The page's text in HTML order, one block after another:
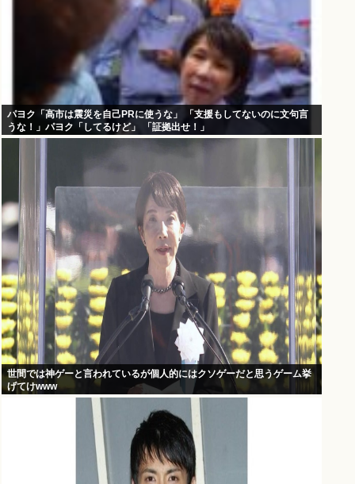
パヨク「高市は震災を自己PRに使うな」 「支援もしてないのに文句言
うな！」パヨク「してるけど」 「証拠出せ！」
世間では神ゲーと言われているが個人的にはクソゲーだと思うゲーム挙
げてけwww